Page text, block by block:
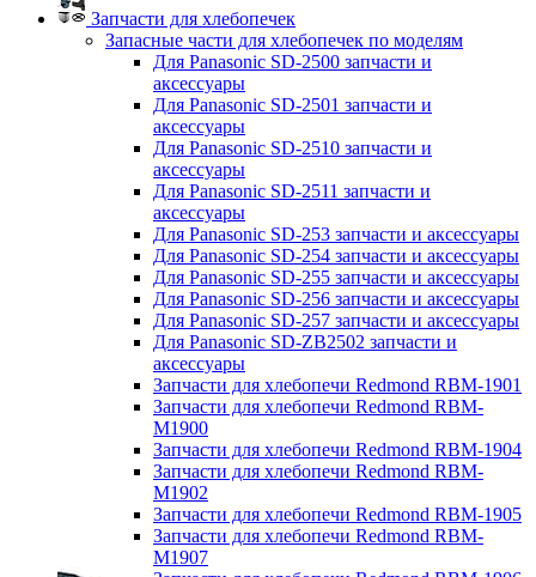
Запчасти для хлебопечек
Запасные части для хлебопечек по моделям
Для Panasonic SD-2500 запчасти и
аксессуары
Для Panasonic SD-2501 запчасти и
аксессуары
Для Panasonic SD-2510 запчасти и
аксессуары
Для Panasonic SD-2511 запчасти и
аксессуары
Для Panasonic SD-253 запчасти и аксессуары
Для Panasonic SD-254 запчасти и аксессуары
Для Panasonic SD-255 запчасти и аксессуары
Для Panasonic SD-256 запчасти и аксессуары
Для Panasonic SD-257 запчасти и аксессуары
Для Panasonic SD-ZB2502 запчасти и
аксессуары
Запчасти для хлебопечи Redmond RBM-1901
Запчасти для хлебопечи Redmond RBM-
M1900
Запчасти для хлебопечи Redmond RBM-1904
Запчасти для хлебопечи Redmond RBM-
M1902
Запчасти для хлебопечи Redmond RBM-1905
Запчасти для хлебопечи Redmond RBM-
M1907